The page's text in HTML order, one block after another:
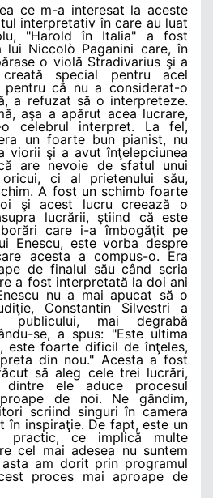
ce m-a interesat la aceste
interpretativ în care au luat
"Harold în Italia" a fost
lui Niccolò Paganini care, în
o violă Stradivarius şi a
special pentru acel
pentru că nu a considerat-o
a refuzat să o interpreteze.
aşa a apărut acea lucrare,
celebrul interpret. La fel,
un foarte bun pianist, nu
viorii şi a avut înţelepciunea
are nevoie de sfatul unui
ci al prietenului său,
A fost un schimb foarte
şi acest lucru creează o
lucrării, ştiind că este
care i-a îmbogăţit pe
Enescu, este vorba despre
acesta a compus-o. Era
de finalul său când scria
a fost interpretată la doi ani
nu a mai apucat să o
Constantin Silvestri a
publicului, mai degrabă
se, a spus: "Este ultima
este foarte dificil de înţeles,
din nou." Acesta a fost
să aleg cele trei lucrări,
ele aduce procesul
de noi. Ne gândim,
scriind singuri în camera
în inspiraţie. De fapt, este un
practic, ce implică multe
cel mai adesea nu suntem
am dorit prin programul
proces mai aproape de